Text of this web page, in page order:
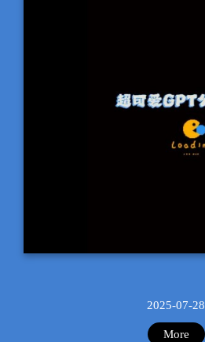
2025-07-28
More